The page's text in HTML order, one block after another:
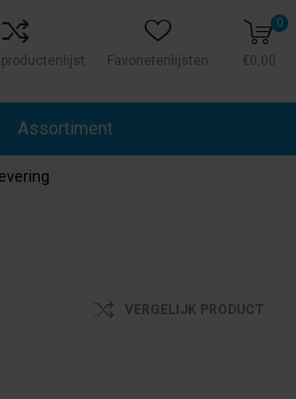
Favorietenlijsten
0
€0,00
Assortiment
VERGELIJK PRODUCT